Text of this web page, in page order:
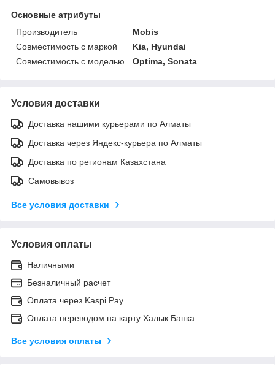
Основные атрибуты
Производитель
Mobis
Совместимость с маркой
Kia, Hyundai
Совместимость с моделью
Optima, Sonata
Условия доставки
Доставка нашими курьерами по Алматы
Доставка через Яндекс-курьера по Алматы
Доставка по регионам Казахстана
Самовывоз
Все условия доставки
Условия оплаты
Наличными
Безналичный расчет
Оплата через Kaspi Pay
Оплата переводом на карту Халык Банка
Все условия оплаты